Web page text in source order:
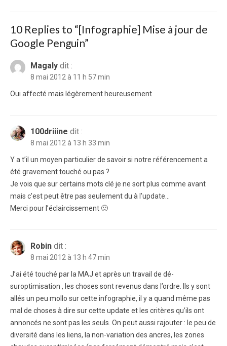
10 Replies to “[Infographie] Mise à jour de
Google Penguin”
Magaly dit :
8 mai 2012 à 11 h 57 min
Oui affecté mais légèrement heureusement
100driiine dit :
8 mai 2012 à 13 h 33 min
Y a t’il un moyen particulier de savoir si notre référencement a
été gravement touché ou pas ?
Je vois que sur certains mots clé je ne sort plus comme avant
mais c’est peut être pas seulement du à l’update…
Merci pour l’éclaircissement 🙂
Robin dit :
8 mai 2012 à 13 h 47 min
J’ai été touché par la MAJ et après un travail de dé-
suroptimisation , les choses sont revenus dans l’ordre. Ils y sont
allés un peu mollo sur cette infographie, il y a quand même pas
mal de choses à dire sur cette update et les critères qu’ils ont
annoncés ne sont pas les seuls. On peut aussi rajouter : le peu de
diversité dans les liens, la non-variation des ancres, les zones